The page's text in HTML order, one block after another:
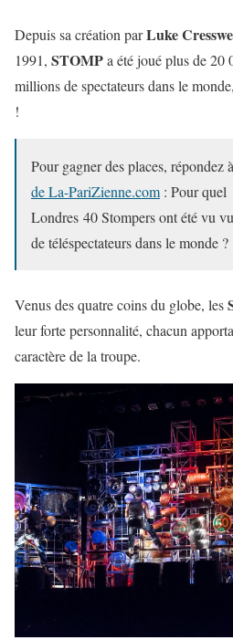
Depuis sa création parLuke
1991, STOMPa été joué plus de 20
millions de spectateurs dans le
!
Pour gagner des places, répondez
de La-PariZienne.com : Pour quel
Londres 40 Stompers ont été vu
de téléspectateurs dans le monde ?
Venus des quatre coins du globe, les
leur forte personnalité, chacun
caractère de la troupe.